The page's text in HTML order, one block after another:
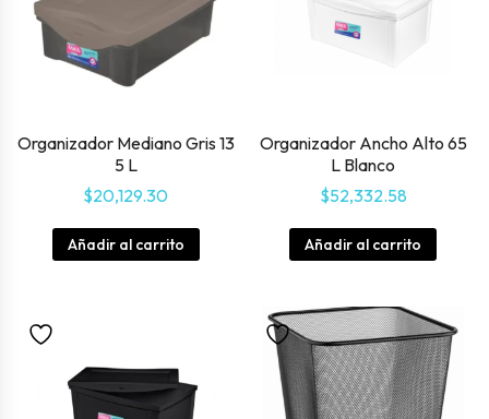
Organizador Mediano Gris 13
5 L
$20,129.30
Añadir al carrito
Organizador Ancho Alto 65
L Blanco
$52,332.58
Añadir al carrito